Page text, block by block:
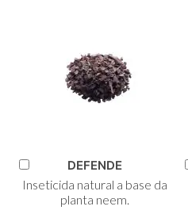
ao
Carrinho
DEFENDE
Inseticida natural a base da
planta neem.